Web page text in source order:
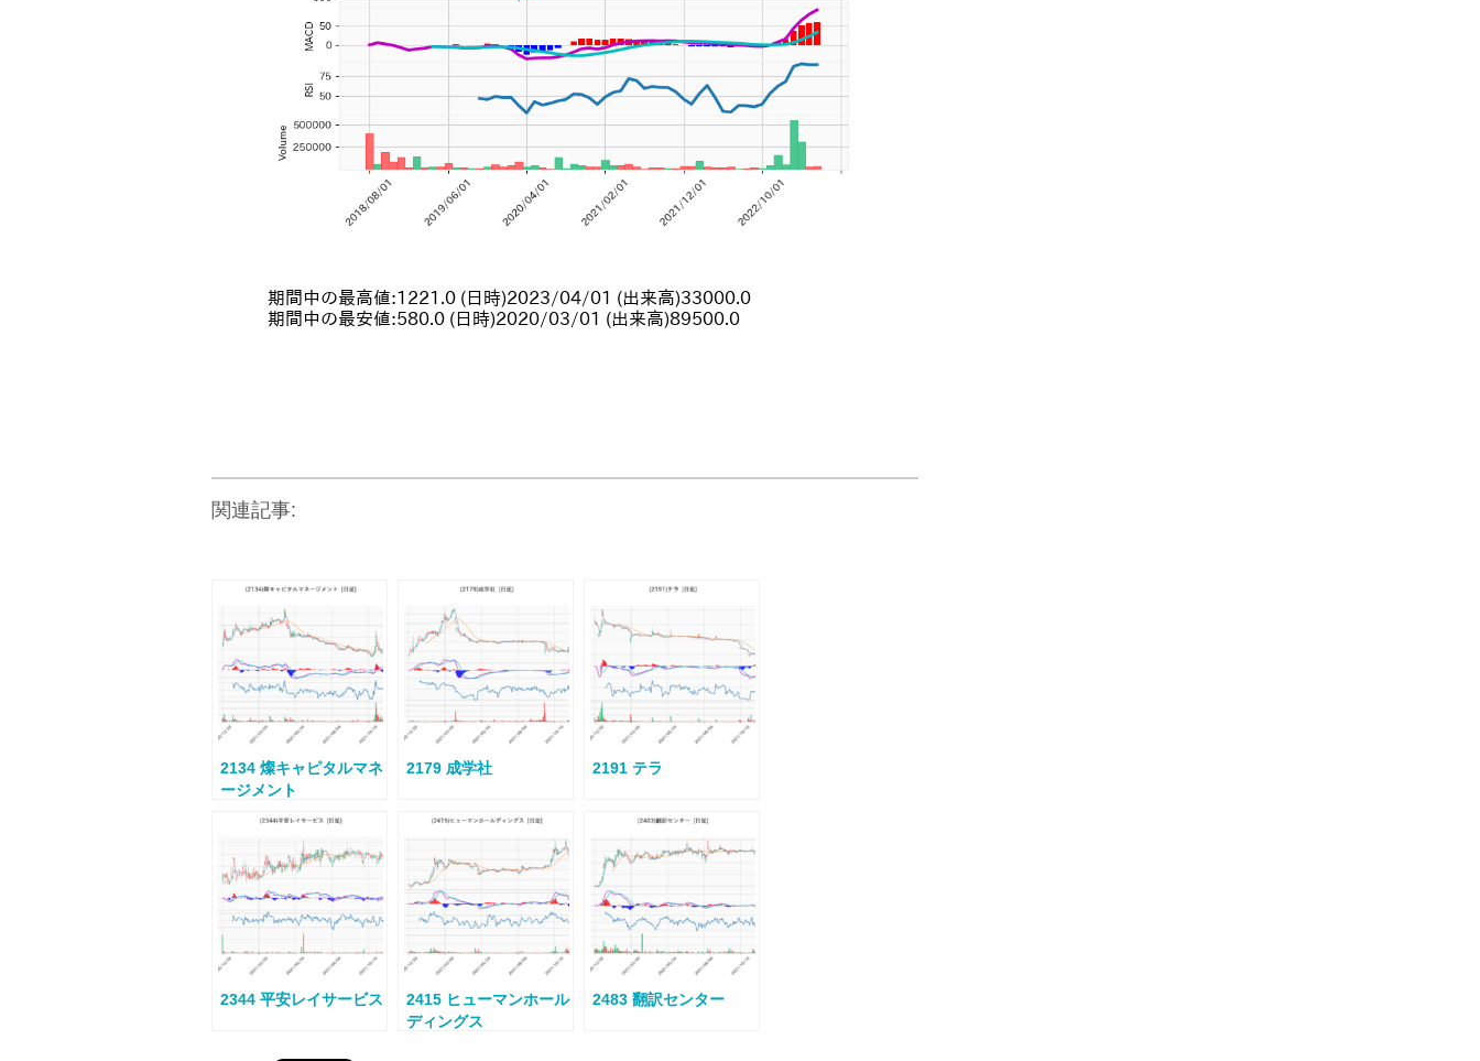
関連記事:
2134 燦キャピタルマネ
ージメント
2179 成学社 2191 テラ
2344 平安レイサービス
2415 ヒューマンホール
ディングス
2483 翻訳センター